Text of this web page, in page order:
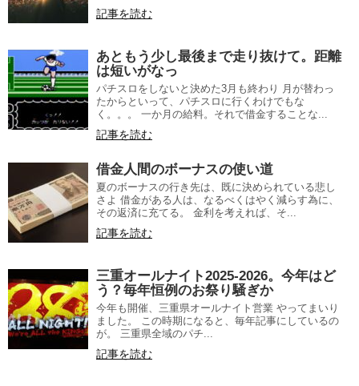
記事を読む
あともう少し最後まで走り抜けて。距離
は短いがなっ
パチスロをしないと決めた3月も終わり 月が替わっ
たからといって、パチスロに行くわけでもな
く。。。 一か月の給料。それで借金することな...
記事を読む
借金人間のボーナスの使い道
夏のボーナスの行き先は、既に決められている悲し
さよ 借金がある人は、なるべくはやく減らす為に、
その返済に充てる。 金利を考えれば、そ...
記事を読む
三重オールナイト2025-2026。今年はど
う？毎年恒例のお祭り騒ぎか
今年も開催、三重県オールナイト営業 やってまいり
ました。 この時期になると、毎年記事にしているの
が。 三重県全域のパチ...
記事を読む